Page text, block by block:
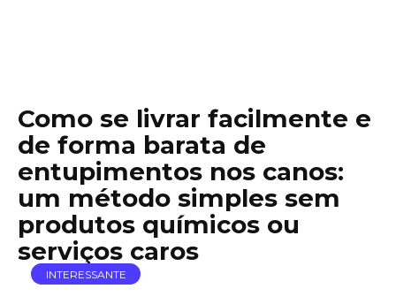
Como se livrar facilmente e
de forma barata de
entupimentos nos canos:
um método simples sem
produtos químicos ou
serviços caros
INTERESSANTE